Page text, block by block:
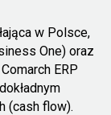
w Polsce,
One) oraz
ERP
(cash flow).